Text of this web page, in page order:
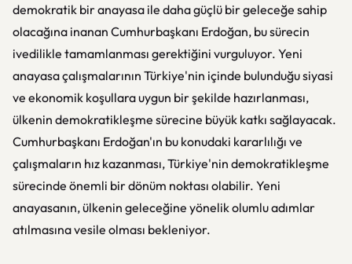
demokratik bir anayasa ile daha güçlü bir geleceğe sahip
olacağına inanan Cumhurbaşkanı Erdoğan, bu sürecin
ivedilikle tamamlanması gerektiğini vurguluyor. Yeni
anayasa çalışmalarının Türkiye'nin içinde bulunduğu siyasi
ve ekonomik koşullara uygun bir şekilde hazırlanması,
ülkenin demokratikleşme sürecine büyük katkı sağlayacak.
Cumhurbaşkanı Erdoğan'ın bu konudaki kararlılığı ve
çalışmaların hız kazanması, Türkiye'nin demokratikleşme
sürecinde önemli bir dönüm noktası olabilir. Yeni
anayasanın, ülkenin geleceğine yönelik olumlu adımlar
atılmasına vesile olması bekleniyor.